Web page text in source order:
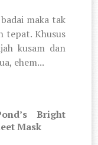
maka tak
tepat. Khusus
kusam dan
ehem...
Bright
Mask